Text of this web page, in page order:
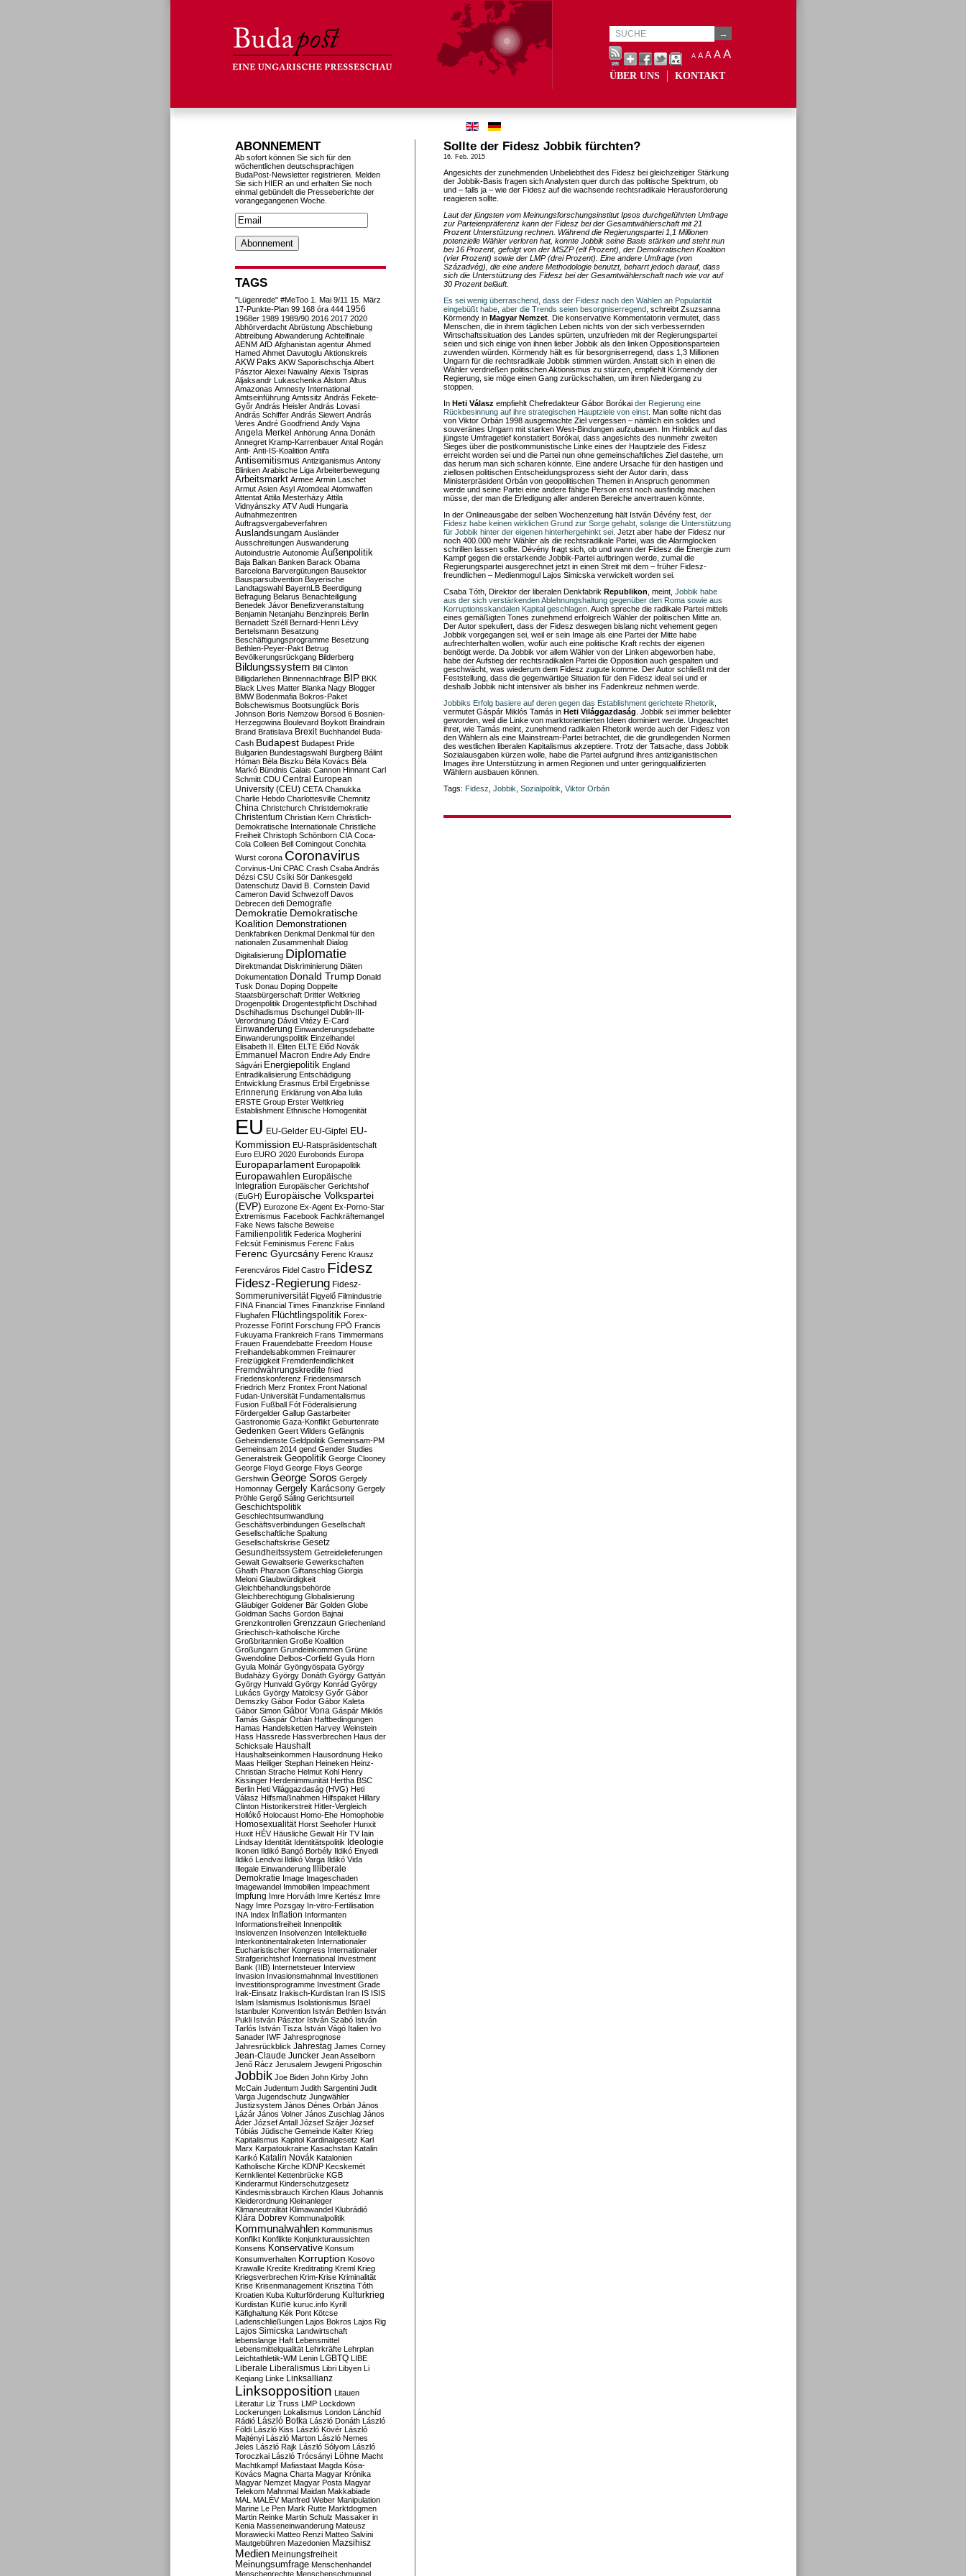
A A A AA
ÜBER UNS KONTAKT
Sollte der Fidesz Jobbik fürchten?
16. Feb. 2015
Angesichts der zunehmenden Unbeliebtheit des Fidesz bei gleichzeitiger Stärkung
der Jobbik-Basis fragen sich Analysten quer durch das politische Spektrum, ob
und – falls ja – wie der Fidesz auf die wachsende rechtsradikale Herausforderung
reagieren sollte.
Laut der jüngsten vom Meinungsforschungsinstitut Ipsos durchgeführten Umfrage
zur Parteienpräferenz kann der Fidesz bei der Gesamtwählerschaft mit 21
Prozent Unterstützung rechnen. Während die Regierungspartei 1,1 Millionen
potenzielle Wähler verloren hat, konnte Jobbik seine Basis stärken und steht nun
bei 16 Prozent, gefolgt von der MSZP (elf Prozent), der Demokratischen Koalition
(vier Prozent) sowie der LMP (drei Prozent). Eine andere Umfrage (von
Századvég), die eine andere Methodologie benutzt, beharrt jedoch darauf, dass
sich die Unterstützung des Fidesz bei der Gesamtwählerschaft nach wie vor auf
30 Prozent beläuft.
Es sei wenig überraschend, dass der Fidesz nach den Wahlen an Popularität
eingebüßt habe, aber die Trends seien besorgniserregend , schreibt Zsuzsanna
Körmendy in Magyar Nemzet . Die konservative Kommentatorin vermutet, dass
Menschen, die in ihrem täglichen Leben nichts von der sich verbessernden
Wirtschaftssituation des Landes spürten, unzufrieden mit der Regierungspartei
seien und sich einige von ihnen lieber Jobbik als den linken Oppositionsparteien
zuwenden würden. Körmendy hält es für besorgniserregend, dass 1,3 Millionen
Ungarn für die rechtsradikale Jobbik stimmen würden. Anstatt sich in einen die
Wähler verdrießen politischen Aktionismus zu stürzen, empfiehlt Körmendy der
Regierung, sie möge einen Gang zurückschalten, um ihren Niedergang zu
stoppen.
In Heti Válasz empfiehlt Chefredakteur Gábor Borókai der Regierung eine
Rückbesinnung auf ihre strategischen Hauptziele von einst . Man sollte nicht das
von Viktor Orbán 1998 ausgemachte Ziel vergessen – nämlich ein solides und
souveränes Ungarn mit starken West-Bindungen aufzubauen. Im Hinblick auf das
jüngste Umfragetief konstatiert Borókai, dass angesichts des nunmehr zweiten
Sieges über die postkommunistische Linke eines der Hauptziele des Fidesz
erreicht worden sei und die Partei nun ohne gemeinschaftliches Ziel dastehe, um
das herum man sich scharen könnte. Eine andere Ursache für den hastigen und
ziellosen politischen Entscheidungsprozess sieht der Autor darin, dass
Ministerpräsident Orbán von geopolitischen Themen in Anspruch genommen
werde und seine Partei eine andere fähige Person erst noch ausfindig machen
müsse, der man die Erledigung aller anderen Bereiche anvertrauen könnte.
In der Onlineausgabe der selben Wochenzeitung hält István Dévény fest, der
Fidesz habe keinen wirklichen Grund zur Sorge gehabt, solange die Unterstützung
für Jobbik hinter der eigenen hinterhergehinkt sei . Jetzt aber habe der Fidesz nur
noch 400.000 mehr Wähler als die rechtsradikale Partei, was die Alarmglocken
schrillen lassen sollte. Dévény fragt sich, ob und wann der Fidesz die Energie zum
Kampf gegen die erstarkende Jobbik-Partei aufbringen werde, zumal die
Regierungspartei ausgerechnet jetzt in einen Streit mit dem – früher Fidesz-
freundlichen – Medienmogul Lajos Simicska verwickelt worden sei.
Csaba Tóth, Direktor der liberalen Denkfabrik Republikon , meint, Jobbik habe
aus der sich verstärkenden Ablehnungshaltung gegenüber den Roma sowie aus
Korruptionsskandalen Kapital geschlagen . Auch spreche die radikale Partei mittels
eines gemäßigten Tones zunehmend erfolgreich Wähler der politischen Mitte an.
Der Autor spekuliert, dass der Fidesz deswegen bislang nicht vehement gegen
Jobbik vorgegangen sei, weil er sein Image als eine Partei der Mitte habe
aufrechterhalten wollen, wofür auch eine politische Kraft rechts der eigenen
benötigt werde. Da Jobbik vor allem Wähler von der Linken abgeworben habe,
habe der Aufstieg der rechtsradikalen Partei die Opposition auch gespalten und
geschwächt, was wiederum dem Fidesz zugute komme. Der Autor schließt mit der
Feststellung, dass die gegenwärtige Situation für den Fidesz ideal sei und er
deshalb Jobbik nicht intensiver als bisher ins Fadenkreuz nehmen werde.
Jobbiks Erfolg basiere auf deren gegen das Establishment gerichtete Rhetorik
vermutet Gáspár Miklós Tamás in Heti Világgazdaság . Jobbik sei immer beliebter
geworden, weil die Linke von marktorientierten Ideen dominiert werde. Ungeachtet
ihrer, wie Tamás meint, zunehmend radikalen Rhetorik werde auch der Fidesz von
den Wählern als eine Mainstream-Partei betrachtet, die die grundlegenden Normen
des westlichen liberalen Kapitalismus akzeptiere. Trotz der Tatsache, dass Jobbik
Sozialausgaben kürzen wolle, habe die Partei aufgrund ihres antiziganistischen
Images ihre Unterstützung in armen Regionen und unter geringqualifizierten
Wählern ausbauen können.
Tags: Fidesz Jobbik Sozialpolitik Viktor Orbán
ABONNEMENT
Ab sofort können Sie sich für den
wöchentlichen deutschsprachigen
BudaPost-Newsletter registrieren. Melden
Sie sich HIER an und erhalten Sie noch
einmal gebündelt die Presseberichte der
vorangegangenen Woche.
TAGS
"Lügenrede" #MeToo 1. Mai 9/11 15. März
17-Punkte-Plan 99 168 óra 444 1956
1968er 1989 1989/90 2016 2017 2020
Abhörverdacht Abrüstung Abschiebung
Abtreibung Abwanderung Achtelfinale
AENM AfD Afghanistan agentur Ahmed
Hamed Ahmet Davutoglu Aktionskreis
AKW Paks AKW Saporischschja Albert
Pásztor Alexei Nawalny Alexis Tsipras
Aljaksandr Lukaschenka Alstom Altus
Amazonas Amnesty International
Amtseinführung Amtssitz András Fekete-
Győr András Heisler András Lovasi
András Schiffer András Siewert András
Veres André Goodfriend Andy Vajna
Angela Merkel Anhörung Anna Donáth
Annegret Kramp-Karrenbauer Antal Rogán
Anti- Anti-IS-Koalition Antifa
Antisemitismus Antiziganismus Antony
Blinken Arabische Liga Arbeiterbewegung
Arbeitsmarkt Armee Armin Laschet
Armut Asien Asyl Atomdeal Atomwaffen
Attentat Attila Mesterházy Attila
Vidnyánszky ATV Audi Hungaria
Aufnahmezentren
Auftragsvergabeverfahren
Auslandsungarn Ausländer
Ausschreitungen Auswanderung
Autoindustrie Autonomie Außenpolitik
Baja Balkan Banken Barack Obama
Barcelona Barvergütungen Bausektor
Bausparsubvention Bayerische
Landtagswahl BayernLB Beerdigung
Befragung Belarus Benachteiligung
Benedek Jávor Benefizveranstaltung
Benjamin Netanjahu Benzinpreis Berlin
Bernadett Széll Bernard-Henri Lévy
Bertelsmann Besatzung
Beschäftigungsprogramme Besetzung
Bethlen-Peyer-Pakt Betrug
Bevölkerungsrückgang Bilderberg
Bildungssystem Bill Clinton
Billigdarlehen Binnennachfrage BIP BKK
Black Lives Matter Blanka Nagy Blogger
BMW Bodenmafia Bokros-Paket
Bolschewismus Bootsunglück Boris
Johnson Boris Nemzow Borsod 6 Bosnien-
Herzegowina Boulevard Boykott Braindrain
Brand Bratislava Brexit Buchhandel Buda-
Cash Budapest Budapest Pride
Bulgarien Bundestagswahl Burgberg Bálint
Hóman Béla Biszku Béla Kovács Béla
Markó Bündnis Calais Cannon Hinnant Carl
Schmitt CDU Central European
University (CEU) CETA Chanukka
Charlie Hebdo Charlottesville Chemnitz
China Christchurch Christdemokratie
Christentum Christian Kern Christlich-
Demokratische Internationale Christliche
Freiheit Christoph Schönborn CIA Coca-
Cola Colleen Bell Comingout Conchita
Wurst corona Coronavirus
Corvinus-Uni CPAC Crash Csaba András
Dézsi CSU Csíki Sör Dankesgeld
Datenschutz David B. Cornstein David
Cameron David Schwezoff Davos
Debrecen defi Demografie
Demokratie Demokratische
Koalition Demonstrationen
Denkfabriken Denkmal Denkmal für den
nationalen Zusammenhalt Dialog
Digitalisierung Diplomatie
Direktmandat Diskriminierung Diäten
Dokumentation Donald Trump Donald
Tusk Donau Doping Doppelte
Staatsbürgerschaft Dritter Weltkrieg
Drogenpolitik Drogentestpflicht Dschihad
Dschihadismus Dschungel Dublin-III-
Verordnung Dávid Vitézy E-Card
Einwanderung Einwanderungsdebatte
Einwanderungspolitik Einzelhandel
Elisabeth II. Eliten ELTE Előd Novák
Emmanuel Macron Endre Ady Endre
Ságvári Energiepolitik England
Entradikalisierung Entschädigung
Entwicklung Erasmus Erbil Ergebnisse
Erinnerung Erklärung von Alba Iulia
ERSTE Group Erster Weltkrieg
Establishment Ethnische Homogenität
EU EU-Gelder EU-Gipfel EU-
Kommission EU-Ratspräsidentschaft
Euro EURO 2020 Eurobonds Europa
Europaparlament Europapolitik
Europawahlen Europäische
Integration Europäischer Gerichtshof
(EuGH) Europäische Volkspartei
(EVP) Eurozone Ex-Agent Ex-Porno-Star
Extremismus Facebook Fachkräftemangel
Fake News falsche Beweise
Familienpolitik Federica Mogherini
Felcsút Feminismus Ferenc Falus
Ferenc Gyurcsány Ferenc Krausz
Ferencváros Fidel Castro Fidesz
Fidesz-Regierung Fidesz-
Sommeruniversität Figyelő Filmindustrie
FINA Financial Times Finanzkrise Finnland
Flughafen Flüchtlingspolitik Forex-
Prozesse Forint Forschung FPÖ Francis
Fukuyama Frankreich Frans Timmermans
Frauen Frauendebatte Freedom House
Freihandelsabkommen Freimaurer
Freizügigkeit Fremdenfeindlichkeit
Fremdwährungskredite fried
Friedenskonferenz Friedensmarsch
Friedrich Merz Frontex Front National
Fudan-Universität Fundamentalismus
Fusion Fußball Fót Föderalisierung
Fördergelder Gallup Gastarbeiter
Gastronomie Gaza-Konflikt Geburtenrate
Gedenken Geert Wilders Gefängnis
Geheimdienste Geldpolitik Gemeinsam-PM
Gemeinsam 2014 gend Gender Studies
Generalstreik Geopolitik George Clooney
George Floyd George Floys George
Gershwin George Soros Gergely
Homonnay Gergely Karácsony Gergely
Pröhle Gergő Sáling Gerichtsurteil
Geschichtspolitik
Geschlechtsumwandlung
Geschäftsverbindungen Gesellschaft
Gesellschaftliche Spaltung
Gesellschaftskrise Gesetz
Gesundheitssystem Getreidelieferungen
Gewalt Gewaltserie Gewerkschaften
Ghaith Pharaon Giftanschlag Giorgia
Meloni Glaubwürdigkeit
Gleichbehandlungsbehörde
Gleichberechtigung Globalisierung
Gläubiger Goldener Bär Golden Globe
Goldman Sachs Gordon Bajnai
Grenzkontrollen Grenzzaun Griechenland
Griechisch-katholische Kirche
Großbritannien Große Koalition
Großungarn Grundeinkommen Grüne
Gwendoline Delbos-Corfield Gyula Horn
Gyula Molnár Gyöngyöspata György
Budaházy György Donáth György Gattyán
György Hunvald György Konrád György
Lukács György Matolcsy Győr Gábor
Demszky Gábor Fodor Gábor Kaleta
Gábor Simon Gábor Vona Gáspár Miklós
Tamás Gáspár Orbán Haftbedingungen
Hamas Handelsketten Harvey Weinstein
Hass Hassrede Hassverbrechen Haus der
Schicksale Haushalt
Haushaltseinkommen Hausordnung Heiko
Maas Heiliger Stephan Heineken Heinz-
Christian Strache Helmut Kohl Henry
Kissinger Herdenimmunität Hertha BSC
Berlin Heti Világgazdaság (HVG) Heti
Válasz Hilfsmaßnahmen Hilfspaket Hillary
Clinton Historikerstreit Hitler-Vergleich
Hollókő Holocaust Homo-Ehe Homophobie
Homosexualität Horst Seehofer Hunxit
Huxit HÉV Häusliche Gewalt Hír TV Iain
Lindsay Identität Identitätspolitik Ideologie
Ikonen Ildikó Bangó Borbély Ildikó Enyedi
Ildikó Lendvai Ildikó Varga Ildikó Vida
Illegale Einwanderung Illiberale
Demokratie Image Imageschaden
Imagewandel Immobilien Impeachment
Impfung Imre Horváth Imre Kertész Imre
Nagy Imre Pozsgay In-vitro-Fertilisation
INA Index Inflation Informanten
Informationsfreiheit Innenpolitik
Inslovenzen Insolvenzen Intellektuelle
Interkontinentalraketen Internationaler
Eucharistischer Kongress Internationaler
Strafgerichtshof International Investment
Bank (IIB) Internetsteuer Interview
Invasion Invasionsmahnmal Investitionen
Investitionsprogramme Investment Grade
Irak-Einsatz Irakisch-Kurdistan Iran IS ISIS
Islam Islamismus Isolationismus Israel
Istanbuler Konvention István Bethlen István
Pukli István Pásztor István Szabó István
Tarlós István Tisza István Vágó Italien Ivo
Sanader IWF Jahresprognose
Jahresrückblick Jahrestag James Corney
Jean-Claude Juncker Jean Asselborn
Jenő Rácz Jerusalem Jewgeni Prigoschin
Jobbik Joe Biden John Kirby John
McCain Judentum Judith Sargentini Judit
Varga Jugendschutz Jungwähler
Justizsystem János Dénes Orbán János
Lázár János Volner János Zuschlag János
Áder József Antall József Szájer József
Tóbiás Jüdische Gemeinde Kalter Krieg
Kapitalismus Kapitol Kardinalgesetz Karl
Marx Karpatoukraine Kasachstan Katalin
Karikó Katalin Novák Katalonien
Katholische Kirche KDNP Kecskemét
Kernklientel Kettenbrücke KGB
Kinderarmut Kinderschutzgesetz
Kindesmissbrauch Kirchen Klaus Johannis
Kleiderordnung Kleinanleger
Klimaneutralität Klimawandel Klubrádió
Klára Dobrev Kommunalpolitik
Kommunalwahlen Kommunismus
Konflikt Konflikte Konjunkturaussichten
Konsens Konservative Konsum
Konsumverhalten Korruption Kosovo
Krawalle Kredite Kreditrating Kreml Krieg
Kriegsverbrechen Krim-Krise Kriminalität
Krise Krisenmanagement Krisztina Tóth
Kroatien Kuba Kulturförderung Kulturkrieg
Kurdistan Kurie kuruc.info Kyrill
Käfighaltung Kék Pont Kötcse
Ladenschließungen Lajos Bokros Lajos Rig
Lajos Simicska Landwirtschaft
lebenslange Haft Lebensmittel
Lebensmittelqualität Lehrkräfte Lehrplan
Leichtathletik-WM Lenin LGBTQ LIBE
Liberale Liberalismus Libri Libyen Li
Keqiang Linke Linksallianz
Linksopposition Litauen
Literatur Liz Truss LMP Lockdown
Lockerungen Lokalismus London Lánchíd
Rádió
László Botka László Donáth László
Földi László Kiss László Kövér László
Majtényi László Marton László Nemes
Jeles László Rajk László Sólyom László
Toroczkai László Trócsányi Löhne Macht
Machtkampf Mafiastaat Magda Kósa-
Kovács Magna Charta Magyar Krónika
Magyar Nemzet Magyar Posta Magyar
Telekom Mahnmal Maidan Makkabiade
MAL MALÉV Manfred Weber Manipulation
Marine Le Pen Mark Rutte Marktdogmen
Martin Reinke Martin Schulz Massaker in
Kenia Masseneinwanderung Mateusz
Morawiecki Matteo Renzi Matteo Salvini
Mautgebühren Mazedonien Mazsihisz
Medien Meinungsfreiheit
Meinungsumfrage Menschenhandel
Menschenrechte Menschenschmuggel